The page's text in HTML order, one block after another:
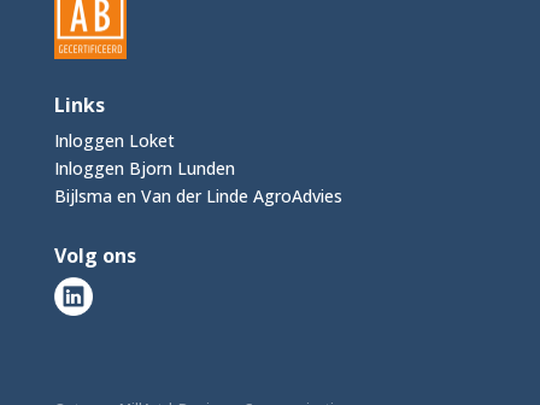
Links
Inloggen Loket
Inloggen Bjorn Lunden
Bijlsma en Van der Linde AgroAdvies
Volg ons